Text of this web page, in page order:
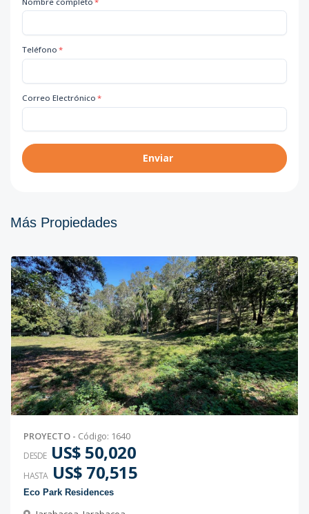
Teléfono *
Correo Electrónico *
Enviar
Más Propiedades
PROYECTO - Código: 1640
DESDE US$ 50,020
HASTA US$ 70,515
Eco Park Residences